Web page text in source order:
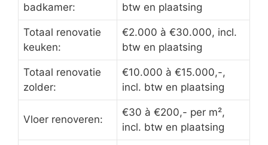
badkamer:
btw en plaatsing
Totaal renovatie
keuken:
€2.000 à €30.000, incl.
btw en plaatsing
Totaal renovatie
zolder:
€10.000 à €15.000,-,
incl. btw en plaatsing
Vloer renoveren:
€30 à €200,- per m²,
incl. btw en plaatsing